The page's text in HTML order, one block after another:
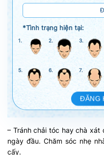
*Tình trạng hiện tại:
1. 2. 3.
5. 6. 7.
ĐĂNG
– Tránh chải tóc hay chà
ngày đầu. Chăm sóc nhẹ
cấy.